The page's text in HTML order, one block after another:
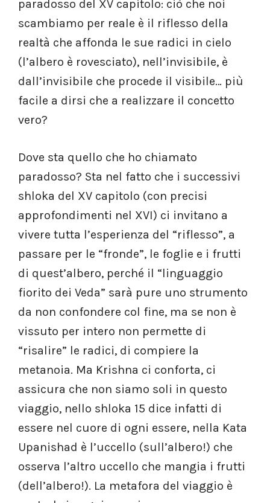
paradosso del XV capitolo: ciò che noi
scambiamo per reale è il riflesso della
realtà che affonda le sue radici in cielo
(l’albero è rovesciato), nell’invisibile, è
dall’invisibile che procede il visibile… più
facile a dirsi che a realizzare il concetto
vero?
Dove sta quello che ho chiamato
paradosso? Sta nel fatto che i successivi
shloka del XV capitolo (con precisi
approfondimenti nel XVI) ci invitano a
vivere tutta l’esperienza del “riflesso”, a
passare per le “fronde”, le foglie e i frutti
di quest’albero, perché il “linguaggio
fiorito dei Veda” sarà pure uno strumento
da non confondere col fine, ma se non è
vissuto per intero non permette di
“risalire” le radici, di compiere la
metanoia. Ma Krishna ci conforta, ci
assicura che non siamo soli in questo
viaggio, nello shloka 15 dice infatti di
essere nel cuore di ogni essere, nella Kata
Upanishad è l’uccello (sull’albero!) che
osserva l’altro uccello che mangia i frutti
(dell’albero!). La metafora del viaggio è